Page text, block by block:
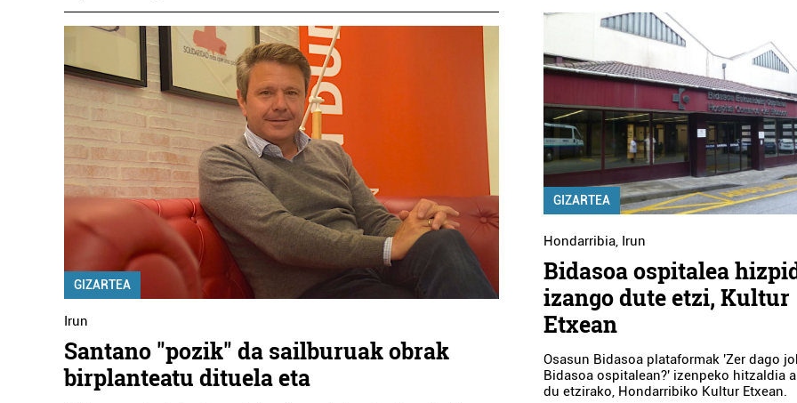
GIZARTEA
Irun
Santano "pozik" da sailburuak obrak
birplanteatu dituela eta
GIZARTEA
Hondarribia, Irun
Bidasoa ospitalea
izango dute etzi, Kultur
Etxean
Osasun Bidasoa plataformak 'Zer dago
Bidasoa ospitalean?' izenpeko hitzaldia
du etzirako, Hondarribiko Kultur Etxean.
JASO FINKEN
ADMINISTRAZIOAK
Errenteria-Orereta
BEGI OPTIKA
Errenteria-Orereta